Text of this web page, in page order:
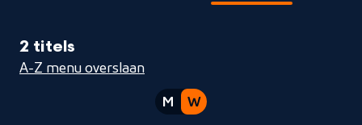
2 titels
A-Z menu overslaan
M W